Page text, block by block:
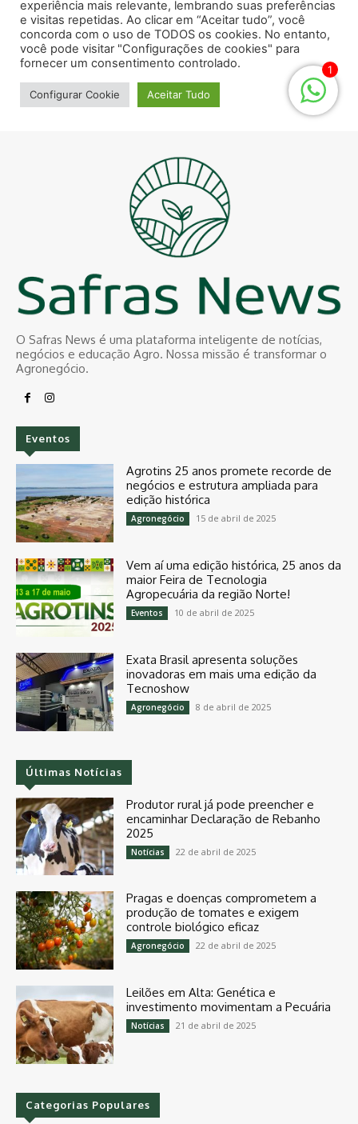
O Safras News é uma plataforma inteligente de notícias,
negócios e educação Agro. Nossa missão é transformar o
Agronegócio.
Eventos
Agrotins 25 anos promete recorde de
negócios e estrutura ampliada para
edição histórica
Agronegócio 15 de abril de 2025
Vem aí uma edição histórica, 25 anos da
maior Feira de Tecnologia
Agropecuária da região Norte!
Eventos 10 de abril de 2025
Exata Brasil apresenta soluções
inovadoras em mais uma edição da
Tecnoshow
Agronegócio 8 de abril de 2025
Últimas Notícias
Produtor rural já pode preencher e
encaminhar Declaração de Rebanho
2025
Notícias 22 de abril de 2025
Pragas e doenças comprometem a
produção de tomates e exigem
controle biológico eficaz
Agronegócio 22 de abril de 2025
Leilões em Alta: Genética e
investimento movimentam a Pecuária
Notícias 21 de abril de 2025
Categorias Populares